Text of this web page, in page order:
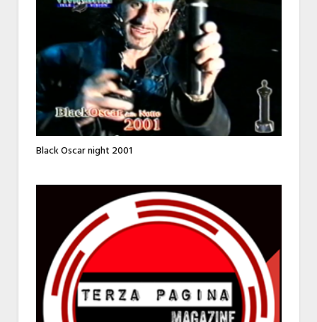
Black Oscar night 2001